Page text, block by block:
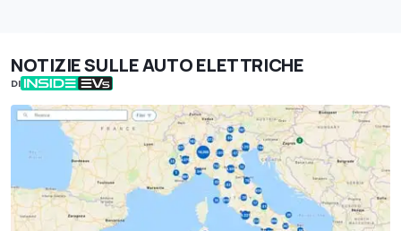
NOTIZIE SULLE AUTO ELETTRICHE
DI